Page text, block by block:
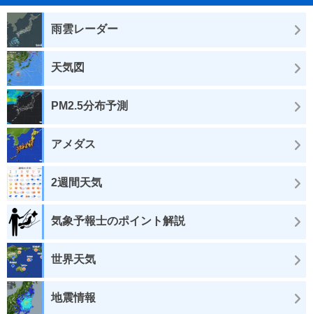
雨雲レーダー
天気図
PM2.5分布予測
アメダス
2週間天気
気象予報士のポイント解説
世界天気
地震情報